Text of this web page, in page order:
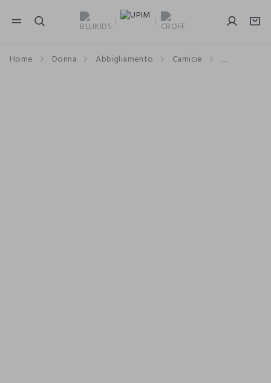
NAVIGATION.ARIA.GOTOMAINCONTENT
Home Donna Abbigliamento Camicie Camicie a